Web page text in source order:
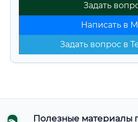
Задать
Написать в
Задать вопрос в
Полезные материалы